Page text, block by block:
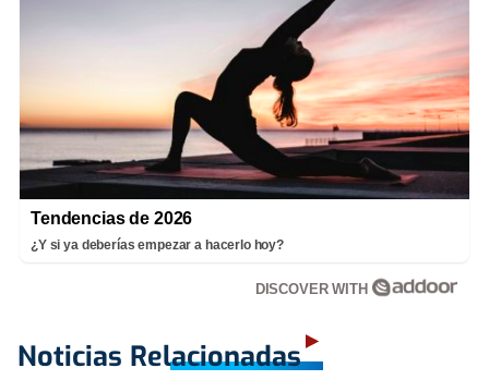
Tendencias de 2026
¿Y si ya deberías empezar a hacerlo hoy?
DISCOVER WITH
Noticias Relacionadas